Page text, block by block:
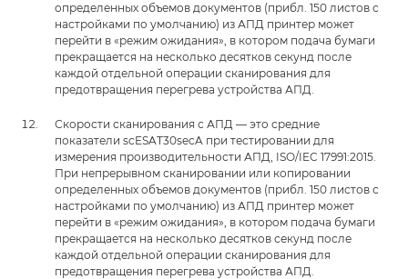
определенных объемов документов (прибл. 150 листов с
настройками по умолчанию) из АПД принтер может
перейти в «режим ожидания», в котором подача бумаги
прекращается на несколько десятков секунд после
каждой отдельной операции сканирования для
предотвращения перегрева устройства АПД.
Скорости сканирования с АПД — это средние
показатели scESAT30secA при тестировании для
измерения производительности АПД, ISO/IEC 17991:2015.
При непрерывном сканировании или копировании
определенных объемов документов (прибл. 150 листов с
настройками по умолчанию) из АПД принтер может
перейти в «режим ожидания», в котором подача бумаги
прекращается на несколько десятков секунд после
каждой отдельной операции сканирования для
предотвращения перегрева устройства АПД.